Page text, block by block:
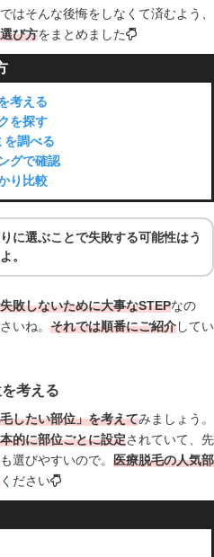
はそんな後悔をしなくて済むよう、
び方をまとめました
考える
を探す
を調べる
グで確認
り比較
に選ぶことで失敗する可能性はう
。
敗しないために大事なSTEPなの
いね。 それでは順番にご紹介してい
考える
したい部位」を考えてみましょう。
的に部位ごとに設定されていて、先
選びやすいので。 医療脱毛の人気部
ください